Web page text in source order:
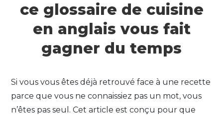
ce glossaire de cuisine
en anglais vous fait
gagner du temps
Si vous vous êtes déjà retrouvé face à une recette
parce que vous ne connaissiez pas un mot, vous
n’êtes pas seul. Cet article est conçu pour que